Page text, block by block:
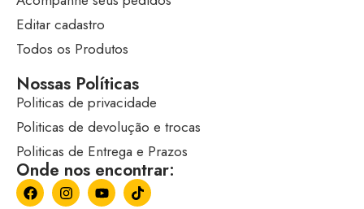
Editar cadastro
Todos os Produtos
Nossas Políticas
Politicas de privacidade
Politicas de devolução e trocas
Politicas de Entrega e Prazos
Onde nos encontrar: